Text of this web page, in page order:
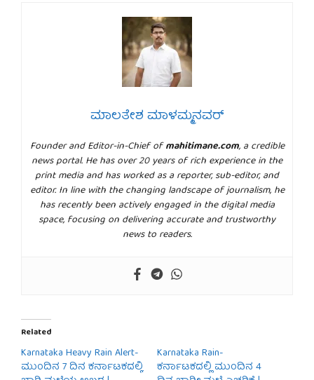
ಮಾಲತೇಶ ಮಾಳಮ್ಮನವರ್
Founder and Editor-in-Chief ofmahitimane.com, a credible
news portal. He has over 20 years of rich experience in the
print media and has worked as a reporter, sub-editor, and
editor. In line with the changing landscape of journalism, he
has recently been actively engaged in the digital media
space, focusing on delivering accurate and trustworthy
news to readers.
Related
Karnataka Heavy Rain Alert-
ಮುಂದಿನ 7 ದಿನ ಕರ್ನಾಟಕದಲ್ಲಿ
Karnataka Rain-
ಕರ್ನಾಟಕದಲ್ಲಿ ಮುಂದಿನ 4